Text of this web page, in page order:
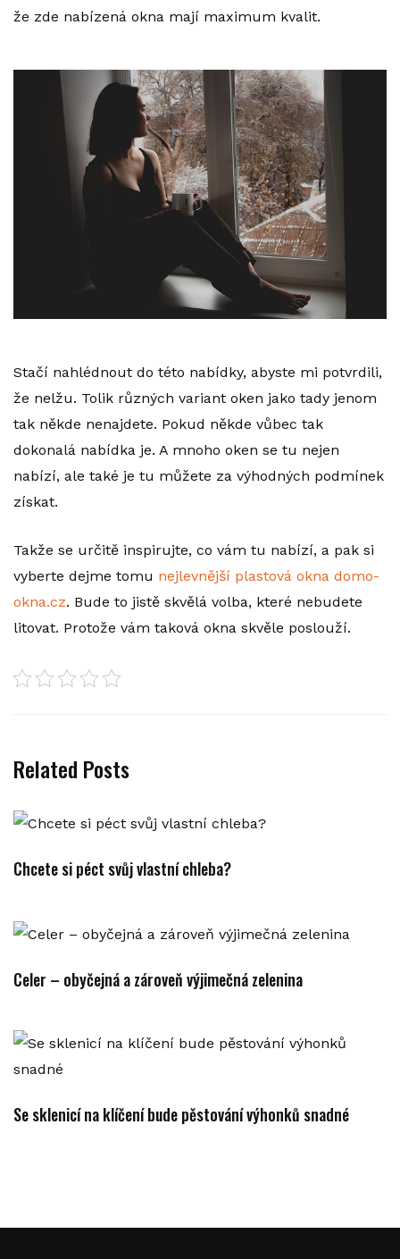
že zde nabízená okna mají maximum kvalit.
Stačí nahlédnout do této nabídky, abyste mi potvrdili,
že nelžu. Tolik různých variant oken jako tady jenom
tak někde nenajdete. Pokud někde vůbec tak
dokonalá nabídka je. A mnoho oken se tu nejen
nabízí, ale také je tu můžete za výhodných podmínek
získat.
Takže se určitě inspirujte, co vám tu nabízí, a pak si
vyberte dejme tomu nejlevnější plastová okna domo-
okna.cz. Bude to jistě skvělá volba, které nebudete
litovat. Protože vám taková okna skvěle poslouží.
Related Posts
Chcete si péct svůj vlastní chleba?
Celer – obyčejná a zároveň výjimečná zelenina
Se sklenicí na klíčení bude pěstování výhonků snadné